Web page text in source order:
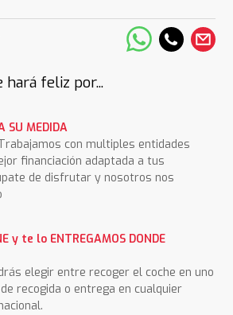
feliz por...
SU MEDIDA
con multiples entidades
financiación adaptada a tus
de disfrutar y nosotros nos
y te lo ENTREGAMOS DONDE
elegir entre recoger el coche en uno
recogida o entrega en cualquier